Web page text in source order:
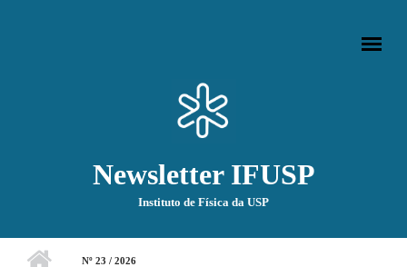
Newsletter IFUSP
Instituto de Física da USP
Nº 23 / 2026